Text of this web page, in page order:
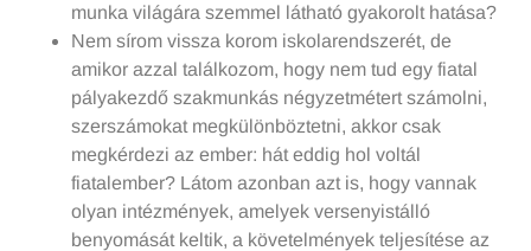
munka világára szemmel látható gyakorolt hatása?
Nem sírom vissza korom iskolarendszerét, de
amikor azzal találkozom, hogy nem tud egy fiatal
pályakezdő szakmunkás négyzetmétert számolni,
szerszámokat megkülönböztetni, akkor csak
megkérdezi az ember: hát eddig hol voltál
fiatalember? Látom azonban azt is, hogy vannak
olyan intézmények, amelyek versenyistálló
benyomását keltik, a követelmények teljesítése az